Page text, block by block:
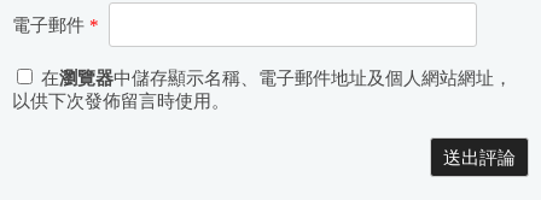
電子郵件 *
在瀏覽器中儲存顯示名稱、電子郵件地址及個人網站網址，
以供下次發佈留言時使用。